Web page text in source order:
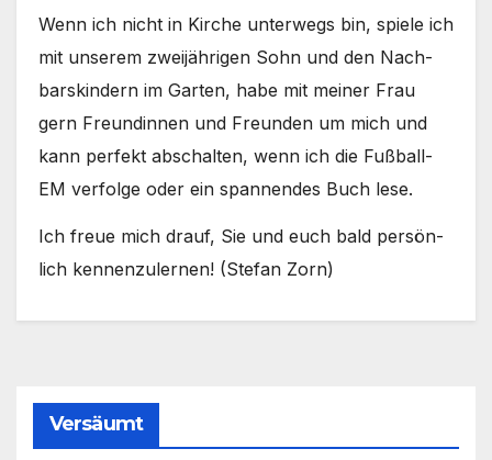
Wenn ich nicht in Kir­che unter­wegs bin, spie­le ich
mit unse­rem zwei­jäh­ri­gen Sohn und den Nach­
bars­kin­dern im Gar­ten, habe mit mei­ner Frau
gern Freun­din­nen und Freun­den um mich und
kann per­fekt abschal­ten, wenn ich die Fußball-
EM ver­fol­ge oder ein span­nen­des Buch lese.
Ich freue mich drauf, Sie und euch bald per­sön­
lich ken­nen­zu­ler­nen! (Ste­fan Zorn)
Versäumt